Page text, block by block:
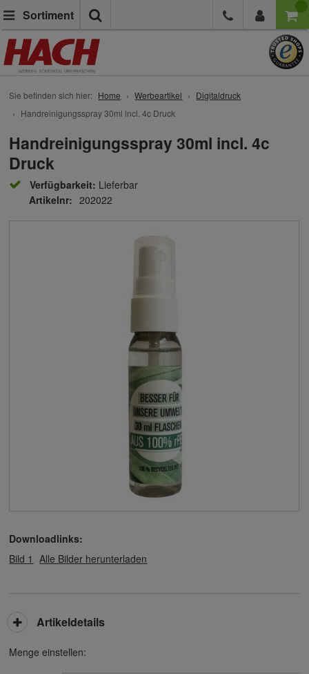
Sortiment
Sie befinden sich hier: Home Werbeartikel
Digitaldruck
Handreinigungsspray 30ml incl. 4c Druck
Handreinigungsspray 30ml incl. 4c
Druck
Verfügbarkeit: Lieferbar
Artikelnr: 202022
Downloadlinks:
Bild 1
Alle Bilder herunterladen
Menge einstellen:
Artikeldetails